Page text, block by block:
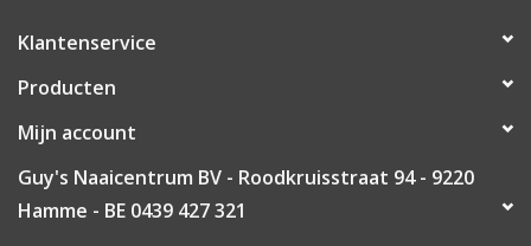
Klantenservice
Producten
Mijn account
Guy's Naaicentrum BV - Roodkruisstraat 94 - 9220
Hamme - BE 0439 427 321